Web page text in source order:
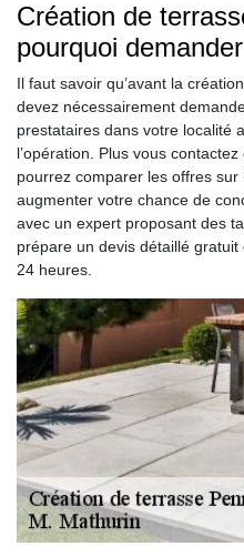
Création de
pourquoi
Il faut savoir qu’avant la
devez nécessairement
prestataires dans votre localité
l’opération. Plus vous
pourrez comparer les offres
augmenter votre chance de
avec un expert proposant des
prépare un devis détaillé
24 heures.